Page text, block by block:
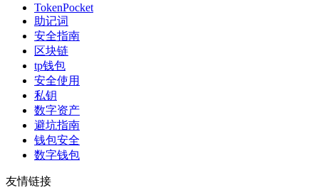
TokenPocket
助记词
安全指南
区块链
tp钱包
安全使用
私钥
数字资产
避坑指南
钱包安全
数字钱包
友情链接